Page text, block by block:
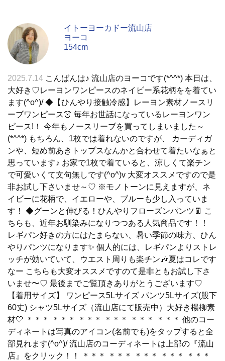
イトーヨーカドー流山店
ヨーコ
154cm
2025.7.14 こんばんは♪ 流山店のヨーコです(*^^*) 本日は、
大好き♡レーヨンワンピースのネイビー系花柄をを着てい
ます(^o^)/ ◆【ひんやり接触冷感】レーヨン素材ノースリ
ーブワンピース👗 毎年お世話になっているレーヨンワン
ピース!！ 今年もノースリーブを買ってしまいました～
(*^^*) もちろん、1枚では着れないのですが、 カーディガ
ンや、短め前あきトップスなんかと合わせて着たいなぁと
思っています♪ お家で1枚で着ていると、涼しくて楽チン
で可愛いくて文句無しです(^o^)v 大変オススメですので是
非お試し下さいませ～♡ ※モノトーンに見えますが、ネ
イビーに花柄で、イエローや、ブルーも少し入っていま
す！ ◆グーンと伸びる！ひんやりフローズンパンツ👖 こ
ちらも、近年お馴染みになりつつある人気商品です！！
レギパン好きの方にはたまらない、暑い季節の味方、ひん
やりパンツになります✨ 個人的には、レギパンよりストレ
ッチが効いていて、ウエスト周りも楽チン🎶夏はコレです
なー こちらも大変オススメですのて是非ともお試し下さ
いませ〜♡ 最後までご覧頂きありがとうございます♡
【着用サイズ】 ワンピース5Lサイズ パンツ5Lサイズ(股下
60丈) シャツ5Lサイズ（流山店にて販売中）大好き楊柳素
材🤍 ＊＊＊ ＊＊＊ ＊＊＊ ＊＊＊ ＊＊＊ ＊＊＊ 他のコー
ディネートは写真のアイコン(名前でも)をタップすると全
部見れます(^o^)/ 流山店のコーディネートは上部の『流山
店』をクリック！！ ＊＊＊ ＊＊＊ ＊＊＊ ＊＊＊ ＊＊＊